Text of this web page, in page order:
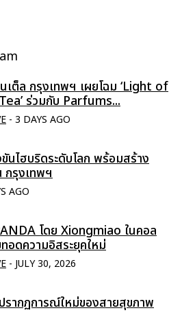
เต็ล กรุงเทพฯ เผยโฉม ‘Light of
ร่วมกับ Parfums...
- 3 DAYS AGO
นไฮบริดระดับโลก พร้อมสร้าง
กรุงเทพฯ
AGO
โดย Xiongmiao ในคอล
อดความอิสระยุคใหม่
- JULY 30, 2026
ากฏการณ์ใหม่ของสายสุขภาพ